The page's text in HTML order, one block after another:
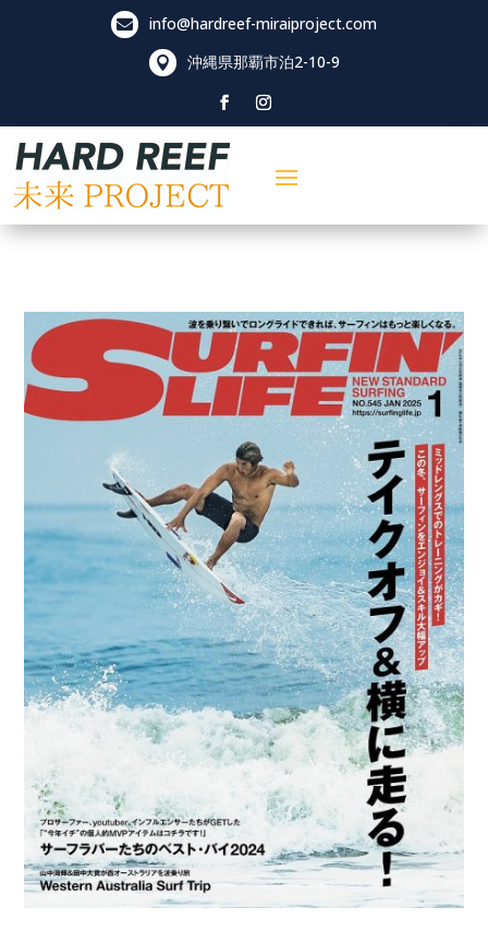
 info@hardreef-miraiproject.com
 沖縄県那覇市泊2-10-9